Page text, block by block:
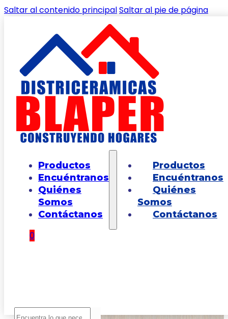
Saltar al contenido principalSaltar al pie de página
Productos
Encuéntranos
Quiénes
Somos
Contáctanos
Productos
Encuéntranos
Quiénes
Somos
Contáctanos
0
Buscar
Inicio/Shop/PISOS MADERAS
Piso Selene
Marfil Caras Diferenciadas 60×60
🔍